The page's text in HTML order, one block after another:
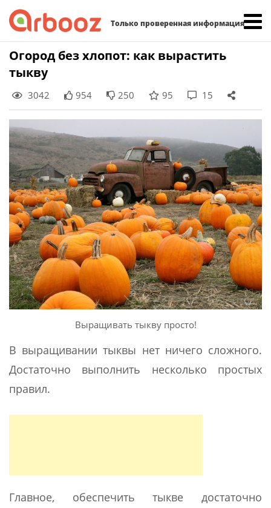
Только проверенная информация
Skip
content
Огород без хлопот: как вырастить
тыкву
3042 954 250 95 15
Выращивать тыкву просто!
В выращивании тыквы нет ничего сложного.
Достаточно выполнить несколько простых
правил.
Главное, обеспечить тыкве достаточно
Найти: